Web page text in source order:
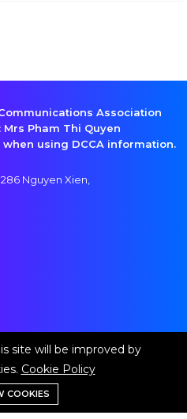
Association
Pham Thi Quyen
using DCCA information.
Nguyen Xien,
site will be improved by
Cookie Policy
COOKIES